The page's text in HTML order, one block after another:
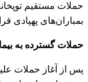
حملات مستقیم
بمباران‌های پهپادی
حملات گسترده به